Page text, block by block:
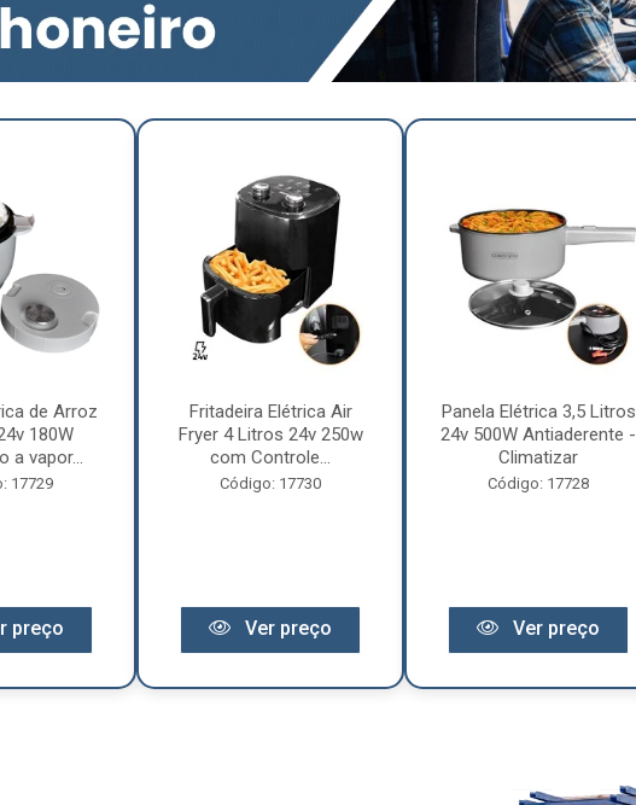
de Arroz
180W
a vapor...
17729
preço
Fritadeira Elétrica Air
Fryer 4 Litros 24v 250w
com Controle...
Código: 17730
Ver preço
Panela Elétrica 3,5 Litros
24v 500W Antiaderente -
Climatizar
Código: 17728
Ver preço